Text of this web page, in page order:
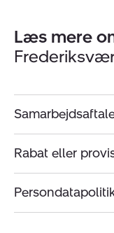
Læs mere
Rabat eller